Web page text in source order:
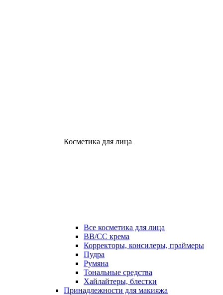
Косметика для лица
Все косметика для лица
ВВ/СС крема
Корректоры, консилеры, праймеры
Пудра
Румяна
Тональные средства
Хайлайтеры, блестки
Принадлежности для макияжа